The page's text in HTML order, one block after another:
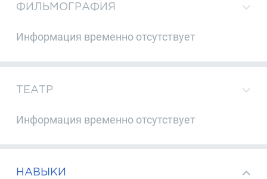
ФИЛЬМОГРАФИЯ
Информация временно отсутствует
ТЕАТР
Информация временно отсутствует
НАВЫКИ